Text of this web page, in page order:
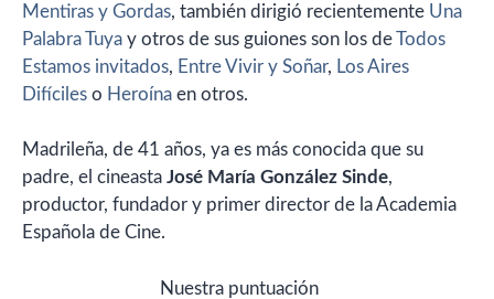
Mentiras y Gordas, también dirigió recientemente Una
Palabra Tuya y otros de sus guiones son los deTodos
Estamos invitados, Entre Vivir y Soñar, Los Aires
Difíciles o Heroína en otros.
Madrileña, de 41 años, ya es más conocida que su
padre, el cineasta José María González Sinde,
productor, fundador y primer director de la Academia
Española de Cine.
Nuestra puntuación